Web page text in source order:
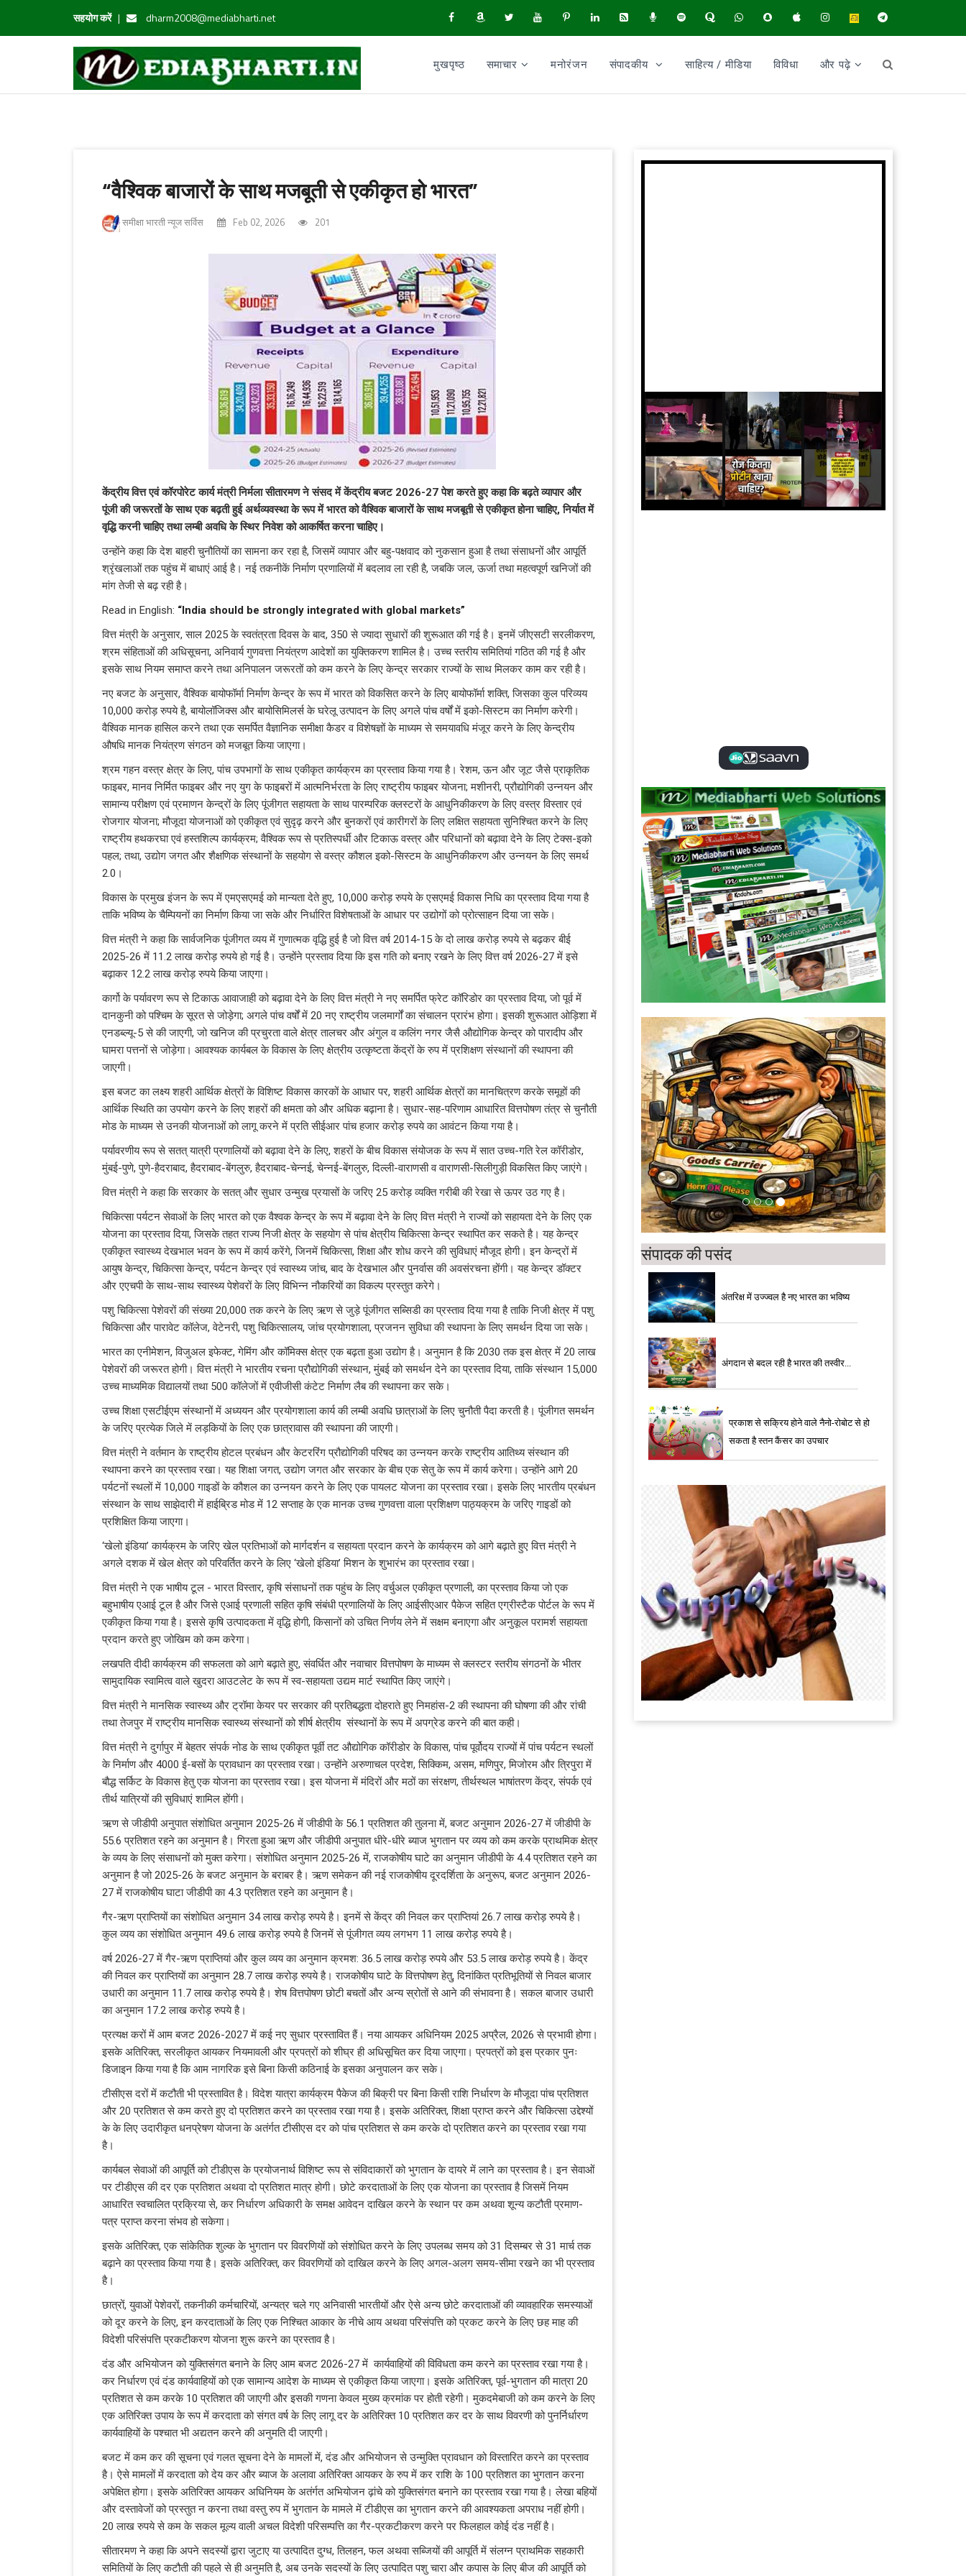
सहयोग करें | dharm2008@mediabharti.net
मुखपृष्ठ समाचार मनोरंजन संपादकीय साहित्य / मीडिया विविधा और पढ़े
“वैश्विक बाजारों के साथ मजबूती से एकीकृत हो भारत”
समीक्षा भारती न्यूज सर्विस Feb 02, 2026 201
केंद्रीय वित्त एवं कॉरपोरेट कार्य मंत्री निर्मला सीतारमण ने संसद में केंद्रीय बजट 2026-27 पेश करते हुए कहा कि बढ़ते व्यापार और
पूंजी की जरूरतों के साथ एक बढ़ती हुई अर्थव्यवस्था के रूप में भारत को वैश्विक बाजारों के साथ मजबूती से एकीकृत होना चाहिए, निर्यात में
वृद्धि करनी चाहिए तथा लम्बी अवधि के स्थिर निवेश को आकर्षित करना चाहिए।
उन्होंने कहा कि देश बाहरी चुनौतियों का सामना कर रहा है, जिसमें व्यापार और बहु-पक्षवाद को नुकसान हुआ है तथा संसाधनों और आपूर्ति
श्रृंखलाओं तक पहुंच में बाधाएं आई है। नई तकनीकें निर्माण प्रणालियों में बदलाव ला रही है, जबकि जल, ऊर्जा तथा महत्वपूर्ण खनिजों की
मांग तेजी से बढ़ रही है।
Read in English: “India should be strongly integrated with global markets”
वित्त मंत्री के अनुसार, साल 2025 के स्वतंत्रता दिवस के बाद, 350 से ज्यादा सुधारों की शुरूआत की गई है। इनमें जीएसटी सरलीकरण,
श्रम संहिताओं की अधिसूचना, अनिवार्य गुणवत्ता नियंत्रण आदेशों का युक्तिकरण शामिल है। उच्च स्तरीय समितियां गठित की गई है और
इसके साथ नियम समाप्त करने तथा अनिपालन जरूरतों को कम करने के लिए केन्द्र सरकार राज्यों के साथ मिलकर काम कर रही है।
नए बजट के अनुसार, वैश्विक बायोफॉर्मा निर्माण केन्द्र के रूप में भारत को विकसित करने के लिए बायोफॉर्मा शक्ति, जिसका कुल परिव्यय
10,000 करोड़ रुपये है, बायोलॉजिक्स और बायोसिमिलर्स के घरेलू उत्पादन के लिए अगले पांच वर्षों में इको-सिस्टम का निर्माण करेगी।
वैश्विक मानक हासिल करने तथा एक समर्पित वैज्ञानिक समीक्षा कैडर व विशेषज्ञों के माध्यम से समयावधि मंजूर करने के लिए केन्द्रीय
औषधि मानक नियंत्रण संगठन को मजबूत किया जाएगा।
श्रम गहन वस्त्र क्षेत्र के लिए, पांच उपभागों के साथ एकीकृत कार्यक्रम का प्रस्ताव किया गया है। रेशम, ऊन और जूट जैसे प्राकृतिक
फाइबर, मानव निर्मित फाइबर और नए युग के फाइबरों में आत्मनिर्भरता के लिए राष्ट्रीय फाइबर योजना; मशीनरी, प्रौद्योगिकी उन्नयन और
सामान्य परीक्षण एवं प्रमाणन केन्द्रों के लिए पूंजीगत सहायता के साथ पारम्परिक क्लस्टरों के आधुनिकीकरण के लिए वस्त्र विस्तार एवं
रोजगार योजना; मौजूदा योजनाओं को एकीकृत एवं सुदृढ़ करने और बुनकरों एवं कारीगरों के लिए लक्षित सहायता सुनिश्चित करने के लिए
राष्ट्रीय हथकरघा एवं हस्तशिल्प कार्यक्रम; वैश्विक रूप से प्रतिस्पर्धी और टिकाऊ वस्त्र और परिधानों को बढ़ावा देने के लिए टेक्स-इको
पहल; तथा, उद्योग जगत और शैक्षणिक संस्थानों के सहयोग से वस्त्र कौशल इको-सिस्टम के आधुनिकीकरण और उन्नयन के लिए समर्थ
2.0।
विकास के प्रमुख इंजन के रूप में एमएसएमई को मान्यता देते हुए, 10,000 करोड़ रुपये के एसएमई विकास निधि का प्रस्ताव दिया गया है
ताकि भविष्य के चैम्पियनों का निर्माण किया जा सके और निर्धारित विशेषताओं के आधार पर उद्योगों को प्रोत्साहन दिया जा सके।
वित्त मंत्री ने कहा कि सार्वजनिक पूंजीगत व्यय में गुणात्मक वृद्धि हुई है जो वित्त वर्ष 2014-15 के दो लाख करोड़ रुपये से बढ़कर बीई
2025-26 में 11.2 लाख करोड़ रुपये हो गई है। उन्होंने प्रस्ताव दिया कि इस गति को बनाए रखने के लिए वित्त वर्ष 2026-27 में इसे
बढ़ाकर 12.2 लाख करोड़ रुपये किया जाएगा।
कार्गो के पर्यावरण रूप से टिकाऊ आवाजाही को बढ़ावा देने के लिए वित्त मंत्री ने नए समर्पित फ्रेट कॉरिडोर का प्रस्ताव दिया, जो पूर्व में
दानकुनी को पश्चिम के सूरत से जोड़ेगा; अगले पांच वर्षों में 20 नए राष्ट्रीय जलमार्गों का संचालन प्रारंभ होगा। इसकी शुरूआत ओड़िशा में
एनडब्ल्यू-5 से की जाएगी, जो खनिज की प्रचुरता वाले क्षेत्र तालचर और अंगुल व कलिंग नगर जैसै औद्योगिक केन्द्र को पारादीप और
घामरा पत्तनों से जोड़ेगा। आवश्यक कार्यबल के विकास के लिए क्षेत्रीय उत्कृष्टता केंद्रों के रुप में प्रशिक्षण संस्थानों की स्थापना की
जाएगी।
इस बजट का लक्ष्य शहरी आर्थिक क्षेत्रों के विशिष्ट विकास कारकों के आधार पर, शहरी आर्थिक क्षेत्रों का मानचित्रण करके समूहों की
आर्थिक स्थिति का उपयोग करने के लिए शहरों की क्षमता को और अधिक बढ़ाना है। सुधार-सह-परिणाम आधारित वित्तपोषण तंत्र से चुनौती
मोड के माध्यम से उनकी योजनाओं को लागू करने में प्रति सीईआर पांच हजार करोड़ रुपये का आवंटन किया गया है।
पर्यावरणीय रूप से सतत् यात्री प्रणालियों को बढ़ावा देने के लिए, शहरों के बीच विकास संयोजक के रूप में सात उच्च-गति रेल कॉरीडोर,
मुंबई-पुणे, पुणे-हैदराबाद, हैदराबाद-बेंगलुरु, हैदराबाद-चेन्नई, चेन्नई-बेंगलुरु, दिल्ली-वाराणसी व वाराणसी-सिलीगुड़ी विकसित किए जाएंगे।
वित्त मंत्री ने कहा कि सरकार के सतत् और सुधार उन्मुख प्रयासों के जरिए 25 करोड़ व्यक्ति गरीबी की रेखा से ऊपर उठ गए है।
चिकित्सा पर्यटन सेवाओं के लिए भारत को एक वैश्वक केन्द्र के रूप में बढ़ावा देने के लिए वित्त मंत्री ने राज्यों को सहायता देने के लिए एक
योजना का प्रस्ताव दिया, जिसके तहत राज्य निजी क्षेत्र के सहयोग से पांच क्षेत्रीय चिकित्सा केन्द्र स्थापित कर सकते है। यह केन्द्र
एकीकृत स्वास्थ्य देखभाल भवन के रूप में कार्य करेंगे, जिनमें चिकित्सा, शिक्षा और शोध करने की सुविधाएं मौजूद होगी। इन केन्द्रों में
आयुष केन्द्र, चिकित्सा केन्द्र, पर्यटन केन्द्र एवं स्वास्थ्य जांच, बाद के देखभाल और पुनर्वास की अवसंरचना होंगी। यह केन्द्र डॉक्टर
और एएचपी के साथ-साथ स्वास्थ्य पेशेवरों के लिए विभिन्न नौकरियों का विकल्प प्रस्तुत करेगे।
पशु चिकित्सा पेशेवरों की संख्या 20,000 तक करने के लिए ऋण से जुड़े पूंजीगत सब्सिडी का प्रस्ताव दिया गया है ताकि निजी क्षेत्र में पशु
चिकित्सा और पारावेट कॉलेज, वेटेनरी, पशु चिकित्सालय, जांच प्रयोगशाला, प्रजनन सुविधा की स्थापना के लिए समर्थन दिया जा सके।
भारत का एनीमेशन, विजुअल इफेक्ट, गेमिंग और कॉमिक्स क्षेत्र एक बढ़ता हुआ उद्योग है। अनुमान है कि 2030 तक इस क्षेत्र में 20 लाख
पेशेवरों की जरूरत होगी। वित्त मंत्री ने भारतीय रचना प्रौद्योगिकी संस्थान, मुंबई को समर्थन देने का प्रस्ताव दिया, ताकि संस्थान 15,000
उच्च माध्यमिक विद्यालयों तथा 500 कॉलेजों में एवीजीसी कंटेट निर्माण लैब की स्थापना कर सके।
उच्च शिक्षा एसटीईएम संस्थानों में अध्ययन और प्रयोगशाला कार्य की लम्बी अवधि छात्राओं के लिए चुनौती पैदा करती है। पूंजीगत समर्थन
के जरिए प्रत्येक जिले में लड़कियों के लिए एक छात्रावास की स्थापना की जाएगी।
वित्त मंत्री ने वर्तमान के राष्ट्रीय होटल प्रबंधन और केटररिंग प्रौद्योगिकी परिषद का उन्नयन करके राष्ट्रीय आतिथ्य संस्थान की
स्थापना करने का प्रस्ताव रखा। यह शिक्षा जगत, उद्योग जगत और सरकार के बीच एक सेतु के रूप में कार्य करेगा। उन्होंने आगे 20
पर्यटनों स्थलों में 10,000 गाइडों के कौशल का उन्नयन करने के लिए एक पायलट योजना का प्रस्ताव रखा। इसके लिए भारतीय प्रबंधन
संस्थान के साथ साझेदारी में हाईब्रिड मोड में 12 सप्ताह के एक मानक उच्च गुणवत्ता वाला प्रशिक्षण पाठ्यक्रम के जरिए गाइडों को
प्रशिक्षित किया जाएगा।
‘खेलो इंडिया’ कार्यक्रम के जरिए खेल प्रतिभाओं को मार्गदर्शन व सहायता प्रदान करने के कार्यक्रम को आगे बढ़ाते हुए वित्त मंत्री ने
अगले दशक में खेल क्षेत्र को परिवर्तित करने के लिए ‘खेलो इंडिया’ मिशन के शुभारंभ का प्रस्ताव रखा।
वित्त मंत्री ने एक भाषीय टूल - भारत विस्‍तार, कृषि संसाधनों तक पहुंच के लिए वर्चुअल एकीकृत प्रणाली, का प्रस्‍ताव किया जो एक
बहुभाषीय एआई टूल है और जिसे एआई प्रणाली सहित कृषि संबंधी प्रणालियों के लिए आईसीएआर पैकेज सहित एग्रीस्‍टैक पोर्टल के रूप में
एकीकृत किया गया है। इससे कृषि उत्‍पादकता में वृद्धि होगी, किसानों को उचित निर्णय लेने में सक्षम बनाएगा और अनुकूल परामर्श सहायता
प्रदान करते हुए जोखिम को कम करेगा।
लखपति दीदी कार्यक्रम की सफलता को आगे बढ़ाते हुए, संवर्धित और नवाचार वित्तपोषण के माध्‍यम से क्‍लस्‍टर स्‍तरीय संगठनों के भीतर
सामुदायिक स्‍वामित्‍व वाले खुदरा आउटलेट के रूप में स्‍व-सहायता उद्यम मार्ट स्‍थापित किए जाएंगे।
वित्त मंत्री ने मानसिक स्‍वास्‍थ्‍य और ट्रॉमा केयर पर सरकार की प्रतिबद्धता दोहराते हुए निमहांस-2 की स्‍थापना की घोषणा की और रांची
तथा तेजपुर में राष्‍ट्रीय मानसिक स्‍वास्‍थ्‍य संस्‍थानों को शीर्ष क्षेत्रीय संस्‍थानों के रूप में अपग्रेड करने की बात कही।
वित्त मंत्री ने दुर्गापुर में बेहतर संपर्क नोड के साथ एकीकृत पूर्वी तट औद्योगिक कॉरीडोर के विकास, पांच पूर्वोदय राज्‍यों में पांच पर्यटन स्‍थलों
के निर्माण और 4000 ई-बसों के प्रावधान का प्रस्‍ताव रखा। उन्‍होंने अरुणाचल प्रदेश, सिक्किम, असम, मणिपुर, मिजोरम और त्रिपुरा में
बौद्ध सर्किट के विकास हेतु एक योजना का प्रस्‍ताव रखा। इस योजना में मंदिरों और मठों का संरक्षण, तीर्थस्‍थल भाषांतरण केंद्र, संपर्क एवं
तीर्थ यात्रियों की सुविधाएं शामिल होंगी।
ऋण से जीडीपी अनुपात संशोधित अनुमान 2025-26 में जीडीपी के 56.1 प्रतिशत की तुलना में, बजट अनुमान 2026-27 में जीडीपी के
55.6 प्रतिशत रहने का अनुमान है। गिरता हुआ ऋण और जीडीपी अनुपात धीरे-धीरे ब्‍याज भुगतान पर व्‍यय को कम करके प्राथमिक क्षेत्र
के व्‍यय के लिए संसाधनों को मुक्‍त करेगा। संशोधित अनुमान 2025-26 में, राजकोषीय घाटे का अनुमान जीडीपी के 4.4 प्रतिशत रहने का
अनुमान है जो 2025-26 के बजट अनुमान के बराबर है। ऋण समेकन की नई राजकोषीय दूरदर्शिता के अनुरूप, बजट अनुमान 2026-
27 में राजकोषीय घाटा जीडीपी का 4.3 प्रतिशत रहने का अनुमान है।
गैर-ऋण प्राप्तियों का संशोधित अनुमान 34 लाख करोड़ रुपये है। इनमें से केंद्र की निवल कर प्राप्तियां 26.7 लाख करोड़ रुपये है।
कुल व्‍यय का संशोधित अनुमान 49.6 लाख करोड़ रुपये है जिनमें से पूंजीगत व्‍यय लगभग 11 लाख करोड़ रुपये है।
वर्ष 2026-27 में गैर-ऋण प्राप्तियां और कुल व्‍यय का अनुमान क्रमश: 36.5 लाख करोड़ रुपये और 53.5 लाख करोड़ रुपये है। केंद्र
की निवल कर प्राप्तियों का अनुमान 28.7 लाख करोड़ रुपये है। राजकोषीय घाटे के वित्तपोषण हेतु, दिनांकित प्रतिभूतियों से निवल बाजार
उधारी का अनुमान 11.7 लाख करोड़ रुपये है। शेष वित्तपोषण छोटी बचतों और अन्‍य स्रोतों से आने की संभावना है। सकल बाजार उधारी
का अनुमान 17.2 लाख करोड़ रुपये है।
प्रत्यक्ष करों में आम बजट 2026-2027 में कई नए सुधार प्रस्तावित हैं। नया आयकर अधिनियम 2025 अप्रैल, 2026 से प्रभावी होगा।
इसके अतिरिक्त, सरलीकृत आयकर नियमावली और प्रपत्रों को शीघ्र ही अधिसूचित कर दिया जाएगा। प्रपत्रों को इस प्रकार पुनः
डिजाइन किया गया है कि आम नागरिक इसे बिना किसी कठिनाई के इसका अनुपालन कर सके।
टीसीएस दरों में कटौती भी प्रस्तावित है। विदेश यात्रा कार्यक्रम पैकेज की बिक्री पर बिना किसी राशि निर्धारण के मौजूदा पांच प्रतिशत
और 20 प्रतिशत से कम करते हुए दो प्रतिशत करने का प्रस्ताव रखा गया है। इसके अतिरिक्त, शिक्षा प्राप्त करने और चिकित्सा उद्देश्यों
के के लिए उदारीकृत धनप्रेषण योजना के अतंर्गत टीसीएस दर को पांच प्रतिशत से कम करके दो प्रतिशत करने का प्रस्ताव रखा गया
है।
कार्यबल सेवाओं की आपूर्ति को टीडीएस के प्रयोजनार्थ विशिष्ट रूप से संविदाकारों को भुगतान के दायरे में लाने का प्रस्ताव है। इन सेवाओं
पर टीडीएस की दर एक प्रतिशत अथवा दो प्रतिशत मात्र होगी। छोटे करदाताओं के लिए एक योजना का प्रस्ताव है जिसमें नियम
आधारित स्वचालित प्रक्रिया से, कर निर्धारण अधिकारी के समक्ष आवेदन दाखिल करने के स्थान पर कम अथवा शून्य कटौती प्रमाण-
पत्र प्राप्त करना संभव हो सकेगा।
इसके अतिरिक्त, एक सांकेतिक शुल्क के भुगतान पर विवरणियों को संशोधित करने के लिए उपलब्ध समय को 31 दिसम्बर से 31 मार्च तक
बढ़ाने का प्रस्ताव किया गया है। इसके अतिरिक्त, कर विवरणियों को दाखिल करने के लिए अगल-अलग समय-सीमा रखने का भी प्रस्ताव
है।
छात्रों, युवाओं पेशेवरों, तकनीकी कर्मचारियों, अन्यत्र चले गए अनिवासी भारतीयों और ऐसे अन्य छोटे करदाताओं की व्यावहारिक समस्याओं
को दूर करने के लिए, इन करदाताओं के लिए एक निश्चित आकार के नीचे आय अथवा परिसंपत्ति को प्रकट करने के लिए छह माह की
विदेशी परिसंपत्ति प्रकटीकरण योजना शुरू करने का प्रस्ताव है।
दंड और अभियोजन को युक्तिसंगत बनाने के लिए आम बजट 2026-27 में कार्यवाहियों की विविधता कम करने का प्रस्ताव रखा गया है।
कर निर्धारण एवं दंड कार्यवाहियों को एक सामान्य आदेश के माध्यम से एकीकृत किया जाएगा। इसके अतिरिक्त, पूर्व-भुगतान की मात्रा 20
प्रतिशत से कम करके 10 प्रतिशत की जाएगी और इसकी गणना केवल मुख्य क्रमांक पर होती रहेगी। मुकदमेबाजी को कम करने के लिए
एक अतिरिक्त उपाय के रूप में करदाता को संगत वर्ष के लिए लागू दर के अतिरिक्त 10 प्रतिशत कर दर के साथ विवरणी को पुनर्निर्धारण
कार्यवाहियों के पश्चात भी अद्यतन करने की अनुमति दी जाएगी।
बजट में कम कर की सूचना एवं गलत सूचना देने के मामलों में, दंड और अभियोजन से उन्मुक्ति प्रावधान को विस्तारित करने का प्रस्ताव
है। ऐसे मामलों में करदाता को देय कर और ब्याज के अलावा अतिरिक्त आयकर के रुप में कर राशि के 100 प्रतिशत का भुगतान करना
अपेक्षित होगा। इसके अतिरिक्त आयकर अधिनियम के अतंर्गत अभियोजन ढ़ांचे को युक्तिसंगत बनाने का प्रस्ताव रखा गया है। लेखा बहियों
और दस्तावेजों को प्रस्तुत न करना तथा वस्तु रुप में भुगतान के मामले में टीडीएस का भुगतान करने की आवश्यकता अपराध नहीं होगी।
20 लाख रुपये से कम के सकल मूल्य वाली अचल विदेशी परिसम्पत्ति का गैर-प्रकटीकरण करने पर फिलहाल कोई दंड नहीं है।
सीतारमण ने कहा कि अपने सदस्यों द्वारा जुटाए या उत्पादित दुग्ध, तिलहन, फल अथवा सब्जियों की आपूर्ति में संलग्न प्राथमिक सहकारी
समितियों के लिए कटौती की पहले से ही अनुमति है, अब उनके सदस्यों के लिए उत्पादित पशु चारा और कपास के लिए बीज की आपूर्ति को
संपादक की पसंद
अंतरिक्ष में उज्ज्वल है नए भारत का भविष्य
अंगदान से बदल रही है भारत की तस्वीर...
प्रकाश से सक्रिय होने वाले नैनो-रोबोट से हो
सकता है स्तन कैंसर का उपचार